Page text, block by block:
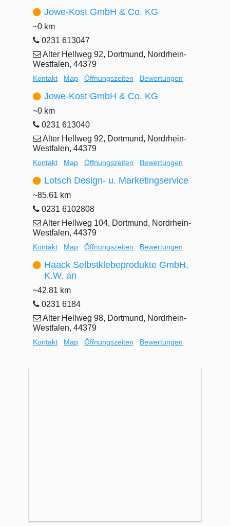
Jowe-Kost GmbH & Co. KG
~0 km
0231 613047
Alter Hellweg 92, Dortmund, Nordrhein-
Westfalen, 44379
Kontakt Map Öffnungszeiten Bewertungen
Jowe-Kost GmbH & Co. KG
~0 km
0231 613040
Alter Hellweg 92, Dortmund, Nordrhein-
Westfalen, 44379
Kontakt Map Öffnungszeiten Bewertungen
Lotsch Design- u. Marketingservice
~85.61 km
0231 6102808
Alter Hellweg 104, Dortmund, Nordrhein-
Westfalen, 44379
Kontakt Map Öffnungszeiten Bewertungen
Haack Selbstklebeprodukte GmbH,
K.W. an
~42.81 km
0231 6184
Alter Hellweg 98, Dortmund, Nordrhein-
Westfalen, 44379
Kontakt Map Öffnungszeiten Bewertungen